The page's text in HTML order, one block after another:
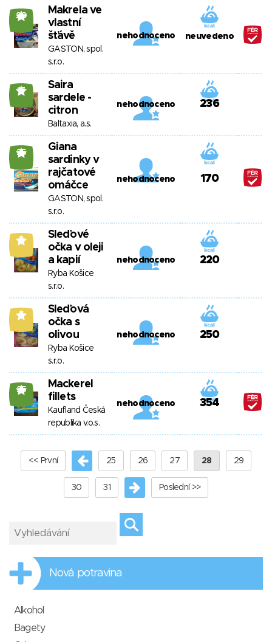
20
Makrela ve
vlastní
šťávě
GASTON, spol.
s.r.o.
nehodnoceno neuvedeno
17
Saira
sardele -
citron
Baltaxia, a.s.
nehodnoceno 236
25
Giana
sardinky v
rajčatové
omáčce
GASTON, spol.
s.r.o.
nehodnoceno 170
5
Sleďové
očka v oleji
a kapií
Ryba Košice
s.r.o.
nehodnoceno 220
5
Sleďová
očka s
olivou
Ryba Košice
s.r.o.
nehodnoceno 250
25
Mackerel
fillets
Kaufland Česká
republika v.o.s.
nehodnoceno 354
<< První 25 26 27 28 29
30 31 Poslední >>
Nová potravina
Alkohol
Bagety